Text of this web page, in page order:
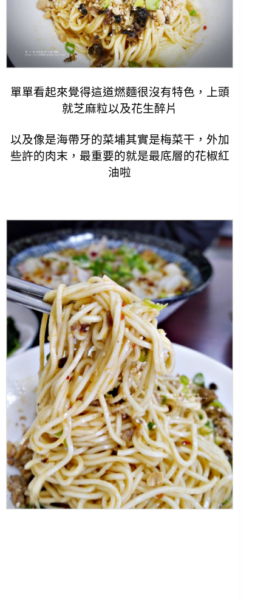
單單看起來覺得這道燃麵很沒有特色，上頭
就芝麻粒以及花生醉片
以及像是海帶牙的菜埔其實是梅菜干，外加
些許的肉末， 最重要的就是最底層的花椒紅
油啦